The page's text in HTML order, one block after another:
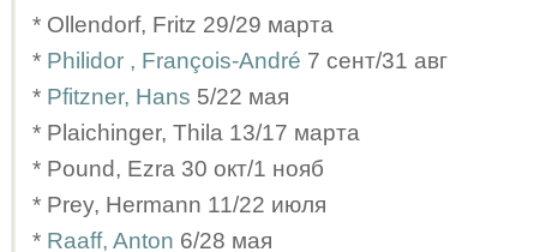
* Ollendorf, Fritz 29/29 марта
* Philidor , François-André 7 сент/31 авг
* Pfitzner, Hans 5/22 мая
* Plaichinger, Thila 13/17 марта
* Pound, Ezra 30 окт/1 нояб
* Prey, Hermann 11/22 июля
* Raaff, Anton 6/28 мая